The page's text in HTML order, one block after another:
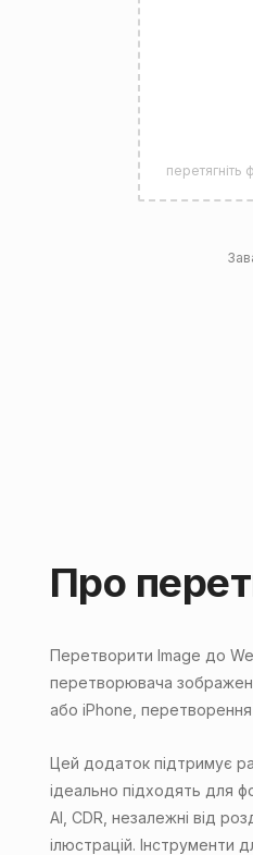
Про
Перетворити Image до
перетворювача
або iPhone,
Цей додаток підтримує
ідеально підходять для
AI, CDR, незалежні від
ілюстрацій. Інструменти